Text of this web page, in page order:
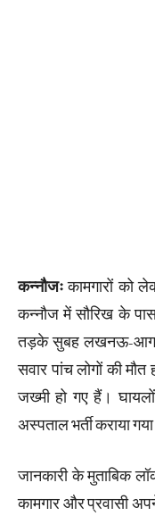
कन्नौजःकामगारों को
कन्नौज में सौरिख के
तड़के सुबह लखनऊ-
सवार पांच लोगों की मौत
जख्मी हो गए हैं।
अस्पताल भर्ती कराया
जानकारी के मुताबिक
कामगार और प्रवासी